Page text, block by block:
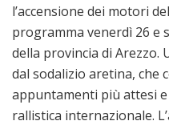
l’accensione dei motori
programma venerdì 26 e
della provincia di
dal sodalizio aretina, che
appuntamenti più attesi
rallistica internazionale.